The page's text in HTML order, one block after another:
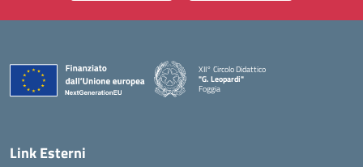
XII° Circolo Didattico
"G. Leopardi"
Foggia
— Visita la pagina iniziale della scuola
Link Esterni